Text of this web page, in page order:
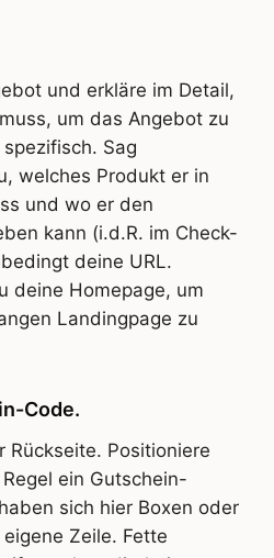
und erkläre im Detail,
um das Angebot zu
Sag
welches Produkt er in
und wo er den
kann (i.d.R. im Check-
deine URL.
deine Homepage, um
Landingpage zu
Code.
Rückseite. Positioniere
ein Gutschein-
sich hier Boxen oder
Zeile. Fette